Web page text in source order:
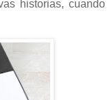
historias, cuando